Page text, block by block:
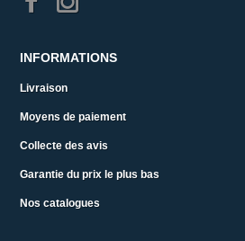
INFORMATIONS
Livraison
Moyens de paiement
Collecte des avis
Garantie du prix le plus bas
Nos catalogues